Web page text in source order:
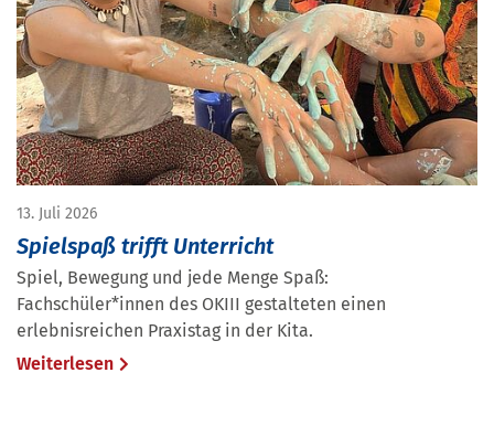
13. Juli 2026
Spielspaß trifft Unterricht
Spiel, Bewegung und jede Menge Spaß:
Fachschüler*innen des OKIII gestalteten einen
erlebnisreichen Praxistag in der Kita.
Weiterlesen